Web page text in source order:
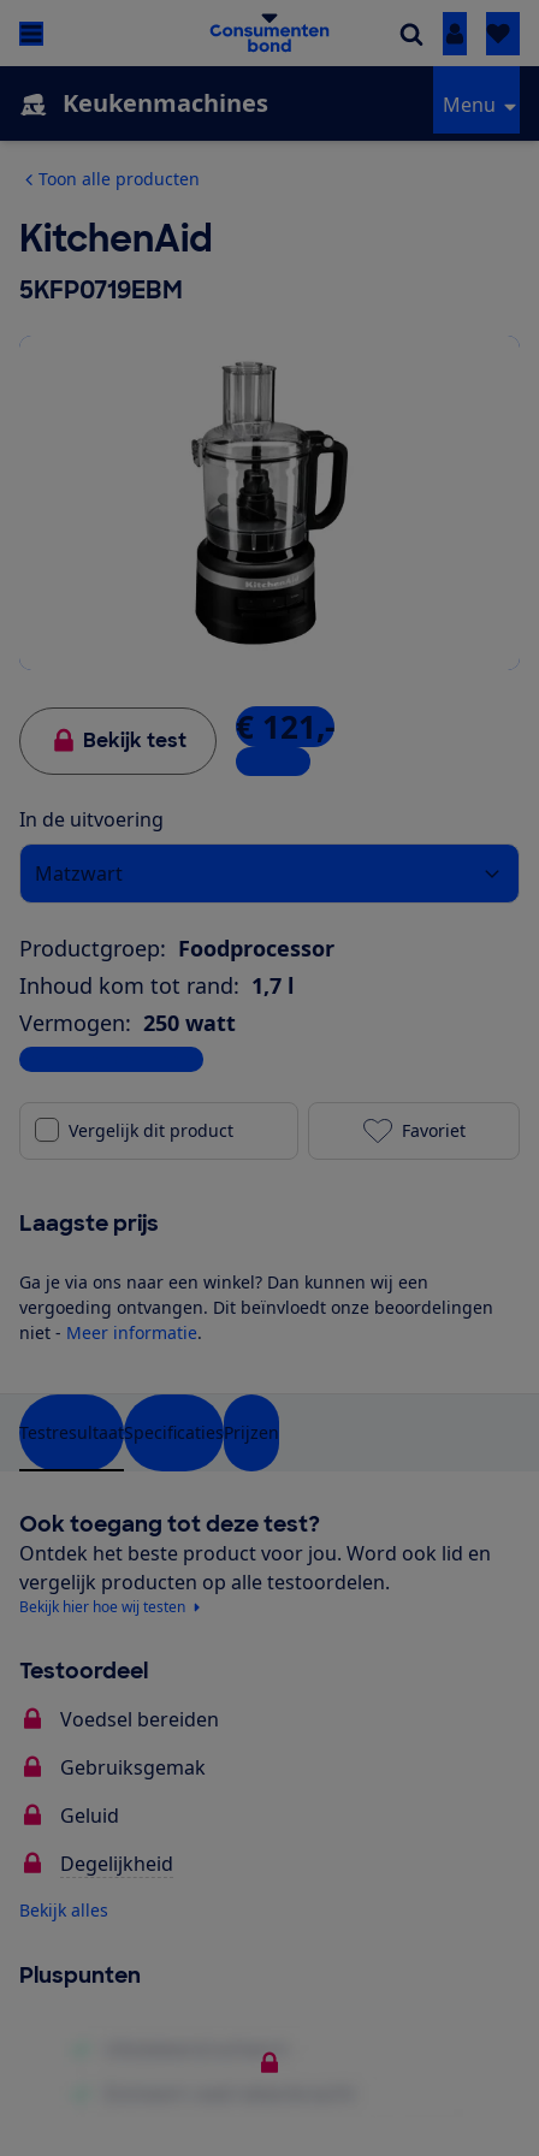
Inloggen
Keukenmachines Menu
Toon alle producten
KitchenAid
5KFP0719EBM
Bekijk test € 121,-
1 winkel
In de uitvoering
Matzwart
Productgroep: Foodprocessor
Inhoud kom tot rand: 1,7 l
Vermogen: 250 watt
Bekijk alle specificaties
Vergelijk dit product KitchenAid
Favoriet
Laagste prijs
Ga je via ons naar een winkel? Dan kunnen wij een
vergoeding ontvangen. Dit beïnvloedt onze beoordelingen
niet - Meer informatie.
TestresultaatSpecificatiesPrijzen
Ook toegang tot deze test?
Ontdek het beste product voor jou. Word ook lid en
vergelijk producten op alle testoordelen.
Bekijk hier hoe wij testen
Testoordeel
Voedsel bereiden
Gebruiksgemak
Geluid
Degelijkheid
Bekijk alles
Pluspunten